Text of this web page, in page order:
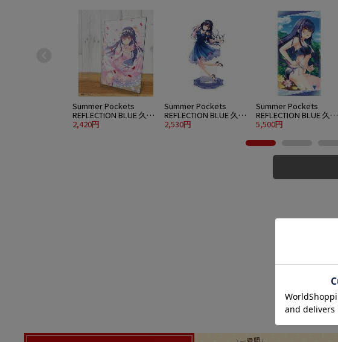
Summer Pockets
REFLECTION BLUE 久島
鴎 アクリルアートスタ
2,420円
Summer Pockets
REFLECTION BLUE 久島
鴎 アクリルスタンド 大
2,530円
Summer Pockets
REFLECTION BLUE 久島
鴎 120cmビッグタオル
5,500円